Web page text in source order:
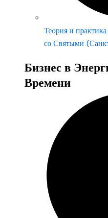
Теория и
со Святыми
Бизнес в
Времени